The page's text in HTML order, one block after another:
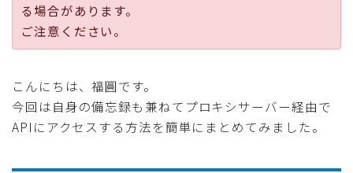
る場合があります。
ご注意ください。
こんにちは、福圓です。
今回は自身の備忘録も兼ねてプロキシサーバー経由で
APIにアクセスする方法を簡単にまとめてみました。